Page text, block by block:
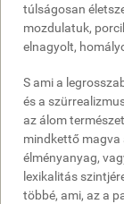
túlságosan
mozdulatuk,
elnagyolt,
S ami a
és a
az álom
mindkettő magva
élményanyag,
lexikalitás
többé, ami, az a